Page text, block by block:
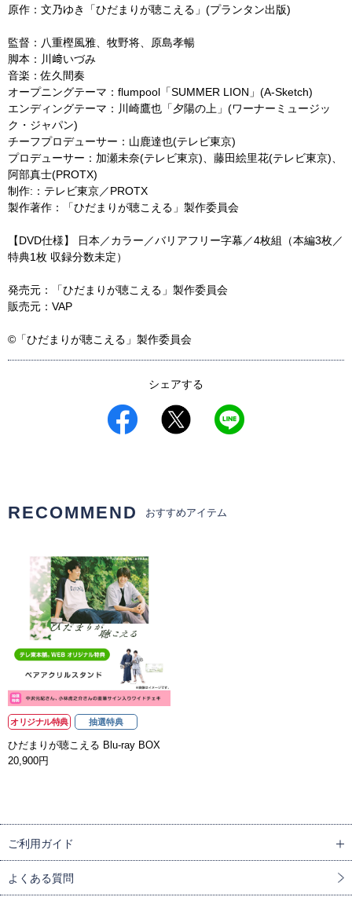
原作：文乃ゆき「ひだまりが聴こえる」(プランタン出版)
監督：八重樫風雅、牧野将、原島孝暢
脚本：川﨑いづみ
音楽：佐久間奏
オープニングテーマ：flumpool「SUMMER LION」(A-Sketch)
エンディングテーマ：川崎鷹也「夕陽の上」(ワーナーミュージッ
ク・ジャパン)
チーフプロデューサー：山鹿達也(テレビ東京)
プロデューサー：加瀬未奈(テレビ東京)、藤田絵里花(テレビ東京)、
阿部真士(PROTX)
制作:：テレビ東京／PROTX
製作著作：「ひだまりが聴こえる」製作委員会
【DVD仕様】 日本／カラー／バリアフリー字幕／4枚組（本編3枚／
特典1枚 収録分数未定）
発売元：「ひだまりが聴こえる」製作委員会
販売元：VAP
©「ひだまりが聴こえる」製作委員会
シェアする
RECOMMEND おすすめアイテム
オリジナル特典 抽選特典
ひだまりが聴こえる Blu-ray BOX
20,900円
ご利用ガイド
よくある質問